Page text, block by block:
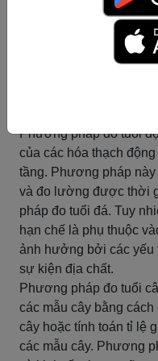
trong địa chất học.
đạc tỉ lệ giữa các đồng
tính toán tuổi của
suất, độ ẩm và các
Phương pháp đo tuổi
của các hóa thạch
tầng. Phương pháp
và đo lường được thời
pháp đo tuổi đá. Tuy
hạn chế là phụ thuộc
ảnh hưởng bởi các yếu
sự kiện địa chất.
Phương pháp đo tuổi
các mẫu cây bằng
cây hoặc tính toán tỉ lệ
các mẫu cây. Phương